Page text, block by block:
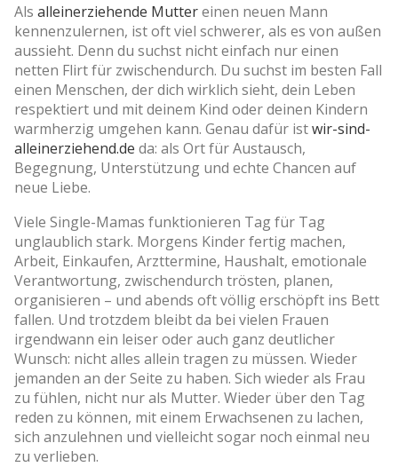
Als alleinerziehende Muttereinen neuen Mann
kennenzulernen, ist oft viel schwerer, als es von außen
aussieht. Denn du suchst nicht einfach nur einen
netten Flirt für zwischendurch. Du suchst im besten Fall
einen Menschen, der dich wirklich sieht, dein Leben
respektiert und mit deinem Kind oder deinen Kindern
warmherzig umgehen kann. Genau dafür istwir-sind-
alleinerziehend.de da: als Ort für Austausch,
Begegnung, Unterstützung und echte Chancen auf
neue Liebe.
Viele Single-Mamas funktionieren Tag für Tag
unglaublich stark. Morgens Kinder fertig machen,
Arbeit, Einkaufen, Arzttermine, Haushalt, emotionale
Verantwortung, zwischendurch trösten, planen,
organisieren – und abends oft völlig erschöpft ins Bett
fallen. Und trotzdem bleibt da bei vielen Frauen
irgendwann ein leiser oder auch ganz deutlicher
Wunsch: nicht alles allein tragen zu müssen. Wieder
jemanden an der Seite zu haben. Sich wieder als Frau
zu fühlen, nicht nur als Mutter. Wieder über den Tag
reden zu können, mit einem Erwachsenen zu lachen,
sich anzulehnen und vielleicht sogar noch einmal neu
zu verlieben.